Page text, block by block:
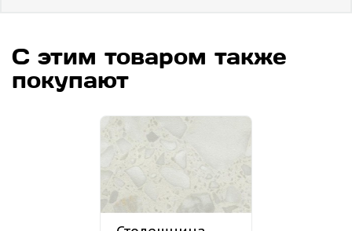
С этим товаром также
покупают